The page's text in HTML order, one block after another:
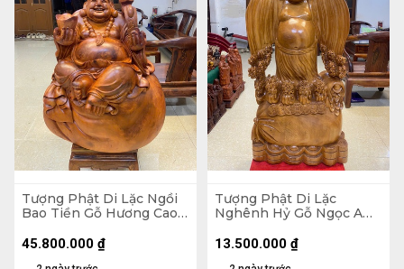
Tượng Phật Di Lặc Ngồi
Bao Tiền Gỗ Hương Cao
- 155kg
45.800.000 ₫
Tượng Phật Di Lặc
Nghênh Hỷ Gỗ Ngọc Am
(cm)
13.500.000 ₫